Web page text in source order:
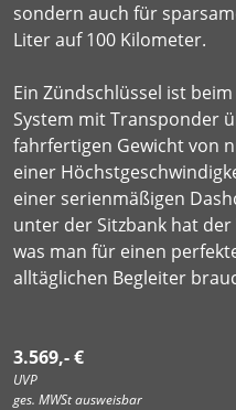
sondern auch für
Liter auf 100 Kilometer.
Ein Zündschlüssel ist beim
System mit Transponder
fahrfertigen Gewicht von
einer
einer serienmäßigen
unter der Sitzbank hat der
was man für einen
alltäglichen Begleiter
3.569,- €
UVP
ges. MWSt ausweisbar